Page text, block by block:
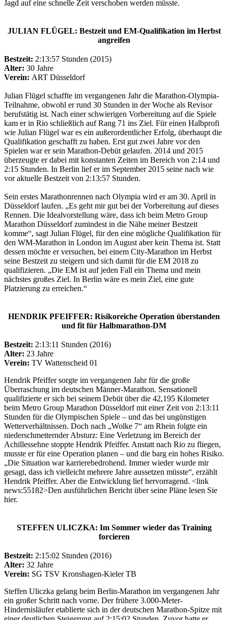
Jagd auf eine schnelle Zeit verschoben werden müsste.
JULIAN FLÜGEL: Bestzeit und EM-Qualifikation im Herbst
angreifen
Bestzeit: 2:13:57 Stunden (2015)
Alter: 30 Jahre
Verein: ART Düsseldorf
Julian Flügel schaffte im vergangenen Jahr die Marathon-Olympia-
Teilnahme, obwohl er rund 30 Stunden in der Woche als Revisor
berufstätig ist. Nach einer schwierigen Vorbereitung auf die Spiele
kam er in Rio schließlich auf Rang 71 ins Ziel. Für einen Halbprofi
wie Julian Flügel war es ein außerordentlicher Erfolg, überhaupt die
Qualifikation geschafft zu haben. Erst gut zwei Jahre vor den
Spielen war er sein Marathon-Debüt gelaufen. 2014 und 2015
überzeugte er dabei mit konstanten Zeiten im Bereich von 2:14 und
2:15 Stunden. In Berlin lief er im September 2015 seine nach wie
vor aktuelle Bestzeit von 2:13:57 Stunden.
Sein erstes Marathonrennen nach Olympia wird er am 30. April in
Düsseldorf laufen. „Es geht mir gut bei der Vorbereitung auf dieses
Rennen. Die Idealvorstellung wäre, dass ich beim Metro Group
Marathon Düsseldorf zumindest in die Nähe meiner Bestzeit
komme“, sagt Julian Flügel, für den eine mögliche Qualifikation für
den WM-Marathon in London im August aber kein Thema ist. Statt
dessen möchte er versuchen, bei einem City-Marathon im Herbst
seine Bestzeit zu steigern und sich damit für die EM 2018 zu
qualifizieren. „Die EM ist auf jeden Fall ein Thema und mein
nächstes großes Ziel. In Berlin wäre es mein Ziel, eine gute
Platzierung zu erreichen.“
HENDRIK PFEIFFER: Risikoreiche Operation überstanden
und fit für Halbmarathon-DM
Bestzeit: 2:13:11 Stunden (2016)
Alter: 23 Jahre
Verein: TV Wattenscheid 01
Hendrik Pfeiffer sorgte im vergangenen Jahr für die große
Überraschung im deutschen Männer-Marathon. Sensationell
qualifizierte er sich bei seinem Debüt über die 42,195 Kilometer
beim Metro Group Marathon Düsseldorf mit einer Zeit von 2:13:11
Stunden für die Olympischen Spiele – und das bei ungünstigen
Wetterverhältnissen. Doch nach „Wolke 7“ am Rhein folgte ein
niederschmetternder Absturz: Eine Verletzung im Bereich der
Achillessehne stoppte Hendrik Pfeiffer. Anstatt nach Rio zu fliegen,
musste er für eine Operation planen – und die barg ein hohes Risiko.
„Die Situation war karrierebedrohend. Immer wieder wurde mir
gesagt, dass ich vielleicht mehrere Jahre aussetzen müsste“, erzählt
Hendrik Pfeiffer. Aber die Entwicklung lief hervorragend. <link
news:55182>Den ausführlichen Bericht über seine Pläne lesen Sie
hier.
STEFFEN ULICZKA: Im Sommer wieder das Training
forcieren
Bestzeit: 2:15:02 Stunden (2016)
Alter: 32 Jahre
Verein: SG TSV Kronshagen-Kieler TB
Steffen Uliczka gelang beim Berlin-Marathon im vergangenen Jahr
ein großer Schritt nach vorne. Der frühere 3.000-Meter-
Hindernisläufer etablierte sich in der deutschen Marathon-Spitze mit